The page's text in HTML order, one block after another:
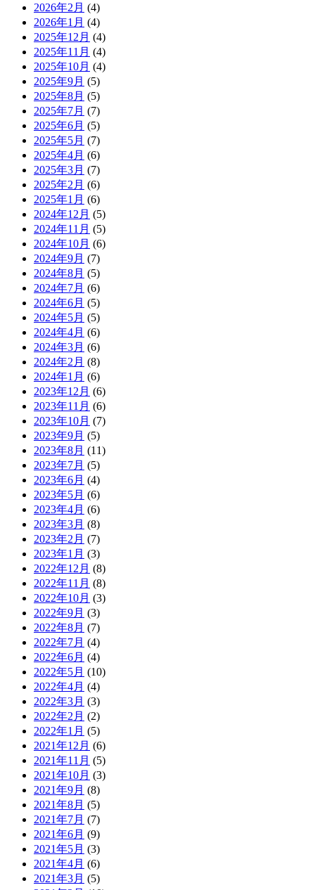
2026年2月 (4)
2026年1月 (4)
2025年12月 (4)
2025年11月 (4)
2025年10月 (4)
2025年9月 (5)
2025年8月 (5)
2025年7月 (7)
2025年6月 (5)
2025年5月 (7)
2025年4月 (6)
2025年3月 (7)
2025年2月 (6)
2025年1月 (6)
2024年12月 (5)
2024年11月 (5)
2024年10月 (6)
2024年9月 (7)
2024年8月 (5)
2024年7月 (6)
2024年6月 (5)
2024年5月 (5)
2024年4月 (6)
2024年3月 (6)
2024年2月 (8)
2024年1月 (6)
2023年12月 (6)
2023年11月 (6)
2023年10月 (7)
2023年9月 (5)
2023年8月 (11)
2023年7月 (5)
2023年6月 (4)
2023年5月 (6)
2023年4月 (6)
2023年3月 (8)
2023年2月 (7)
2023年1月 (3)
2022年12月 (8)
2022年11月 (8)
2022年10月 (3)
2022年9月 (3)
2022年8月 (7)
2022年7月 (4)
2022年6月 (4)
2022年5月 (10)
2022年4月 (4)
2022年3月 (3)
2022年2月 (2)
2022年1月 (5)
2021年12月 (6)
2021年11月 (5)
2021年10月 (3)
2021年9月 (8)
2021年8月 (5)
2021年7月 (7)
2021年6月 (9)
2021年5月 (3)
2021年4月 (6)
2021年3月 (5)